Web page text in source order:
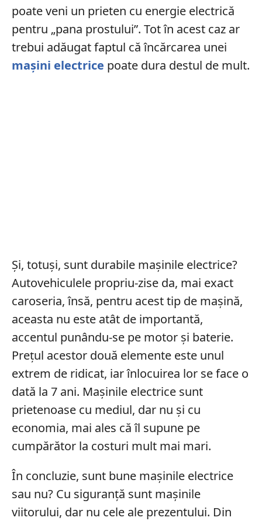
poate veni un prieten cu energie electrică
pentru „pana prostului”. Tot în acest caz ar
trebui adăugat faptul că încărcarea unei
mașini electrice poate dura destul de mult.
Și, totuși, sunt durabile mașinile electrice?
Autovehiculele propriu-zise da, mai exact
caroseria, însă, pentru acest tip de mașină,
aceasta nu este atât de importantă,
accentul punându-se pe motor și baterie.
Prețul acestor două elemente este unul
extrem de ridicat, iar înlocuirea lor se face o
dată la 7 ani. Mașinile electrice sunt
prietenoase cu mediul, dar nu și cu
economia, mai ales că îl supune pe
cumpărător la costuri mult mai mari.
În concluzie, sunt bune mașinile electrice
sau nu? Cu siguranță sunt mașinile
viitorului, dar nu cele ale prezentului. Din